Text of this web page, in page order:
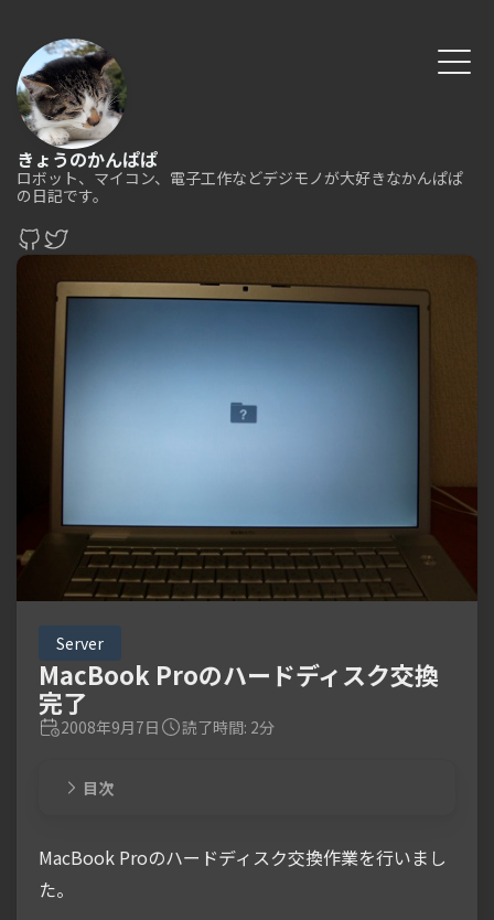
きょうのかんぱぱ
ロボット、マイコン、電子工作などデジモノが大好きなかんぱぱ
の日記です。
Server
MacBook Proのハードディスク交換
完了
2008年9月7日 読了時間: 2分
目次
MacBook Proのハードディスク交換作業を行いまし
た。